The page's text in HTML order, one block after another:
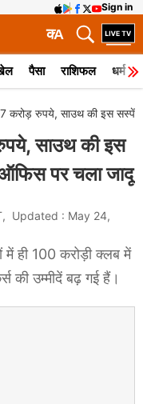
Sign in
A
क
पैसा राशिफल धर्म
करोड़ रुपये, साउथ की इस
साउथ की इस
पर चला जादू
Updated : May 24,
में ही 100 करोड़ी क्लब में
की उम्मीदें बढ़ गई हैं।